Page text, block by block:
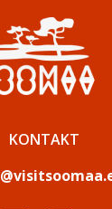
KONTAKT